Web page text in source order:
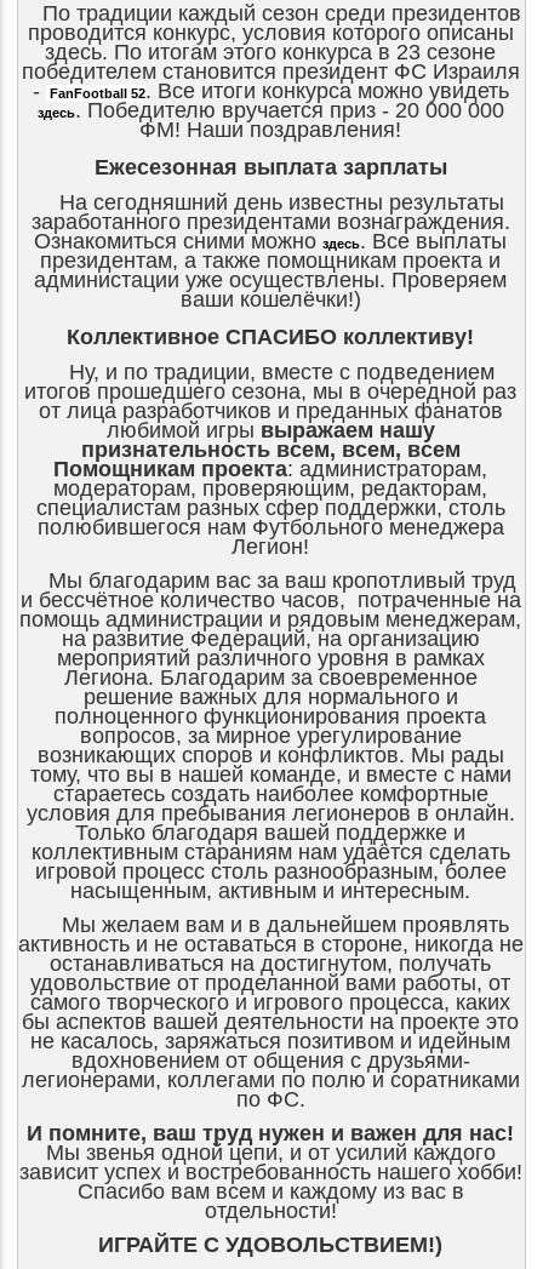
По традиции каждый сезон среди президентов
проводится конкурс, условия которого описаны
здесь. По итогам этого конкурса в 23 сезоне
победителем становится президент ФС Израиля
-
FanFootball 52. Все итоги конкурса можно увидеть
здесь. Победителю вручается приз - 20 000 000
ФМ! Наши поздравления!
Ежесезонная выплата зарплаты
На сегодняшний день известны результаты
заработанного президентами вознаграждения.
Ознакомиться сними можноздесь. Все выплаты
президентам, а также помощникам проекта и
администации уже осуществлены. Проверяем
ваши кошелёчки!)
Коллективное СПАСИБО коллективу!
Ну, и по традиции, вместе с подведением
итогов прошедшего сезона, мы в очередной раз
от лица разработчиков и преданных фанатов
любимой игры выражаем нашу
признательность всем, всем, всем
Помощникам проекта: администраторам,
модераторам, проверяющим, редакторам,
специалистам разных сфер поддержки, столь
полюбившегося нам Футбольного менеджера
Легион!
Мы благодарим вас за ваш кропотливый труд
и бессчётное количество часов, потраченные на
помощь администрации и рядовым менеджерам,
на развитие Федераций, на организацию
мероприятий различного уровня в рамках
Легиона. Благодарим за своевременное
решение важных для нормального и
полноценного функционирования проекта
вопросов, за мирное урегулирование
возникающих споров и конфликтов. Мы рады
тому, что вы в нашей команде, и вместе с нами
стараетесь создать наиболее комфортные
условия для пребывания легионеров в онлайн.
Только благодаря вашей поддержке и
коллективным стараниям нам удаётся сделать
игровой процесс столь разнообразным, более
насыщенным, активным и интересным.
Мы желаем вам и в дальнейшем проявлять
активность и не оставаться в стороне, никогда не
останавливаться на достигнутом, получать
удовольствие от проделанной вами работы, от
самого творческого и игрового процесса, каких
бы аспектов вашей деятельности на проекте это
не касалось, заряжаться позитивом и идейным
вдохновением от общения с друзьями-
легионерами, коллегами по полю и соратниками
по ФС.
И помните, ваш труд нужен и важен для нас!
Мы звенья одной цепи, и от усилий каждого
зависит успех и востребованность нашего хобби!
Спасибо вам всем и каждому из вас в
отдельности!
ИГРАЙТЕ С УДОВОЛЬСТВИЕМ!)